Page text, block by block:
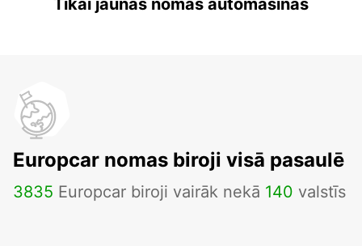
Europcar nomas biroji visā pasaulē
3835 Europcar biroji vairāk nekā 140 valstīs